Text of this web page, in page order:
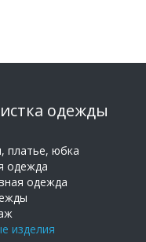
одежды
платье, юбка
одежда
одежда
изделия